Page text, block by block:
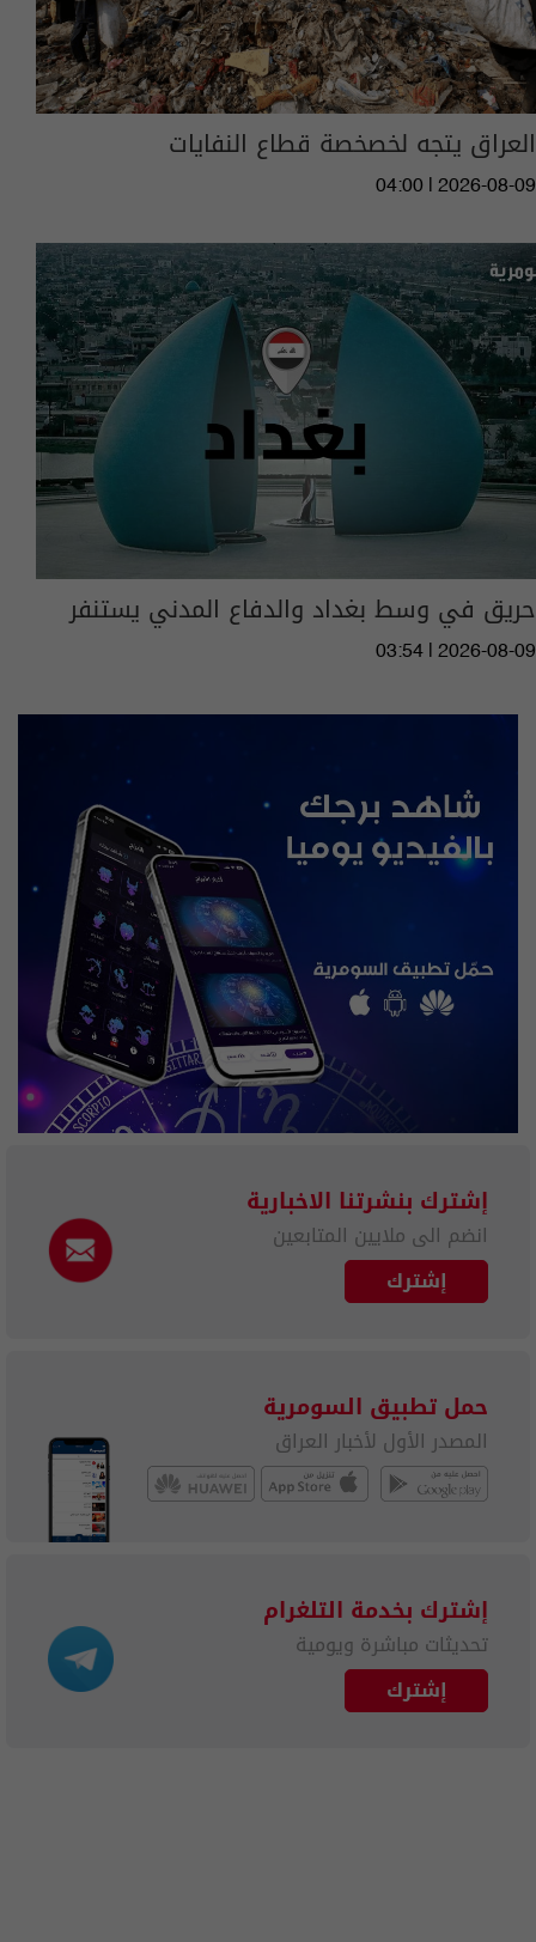
العراق يتجه لخصخصة قطاع النفايات
04:00 | 2026-08-09
حريق في وسط بغداد والدفاع المدني يستنفر
03:54 | 2026-08-09
إشترك بنشرتنا الاخبارية
انضم الى ملايين المتابعين
إشترك
حمل تطبيق السومرية
المصدر الأول لأخبار العراق
إشترك بخدمة التلغرام
تحديثات مباشرة ويومية
إشترك